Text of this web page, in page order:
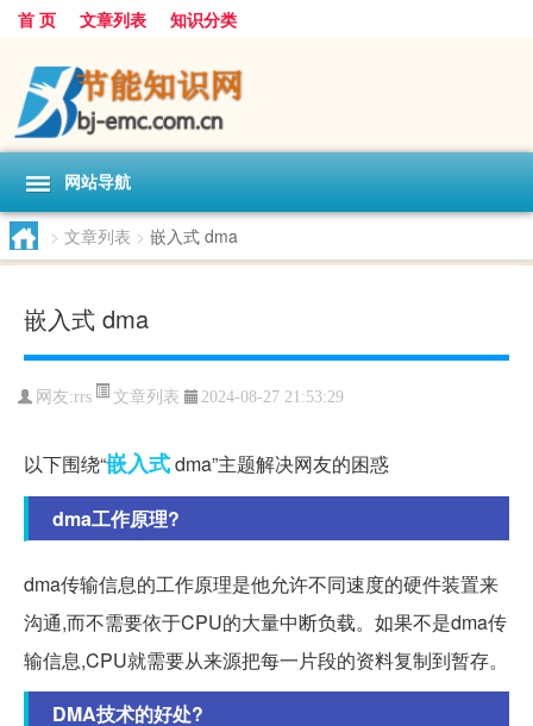
首 页 文章列表 知识分类
网站导航
> 文章列表 > 嵌入式 dma
嵌入式 dma
网友:rrs 文章列表 2024-08-27 21:53:29
以下围绕“嵌入式dma”主题解决网友的困惑
dma工作原理?
dma传输信息的工作原理是他允许不同速度的硬件装置来
沟通,而不需要依于CPU的大量中断负载。如果不是dma传
输信息,CPU就需要从来源把每一片段的资料复制到暂存。
DMA技术的好处?